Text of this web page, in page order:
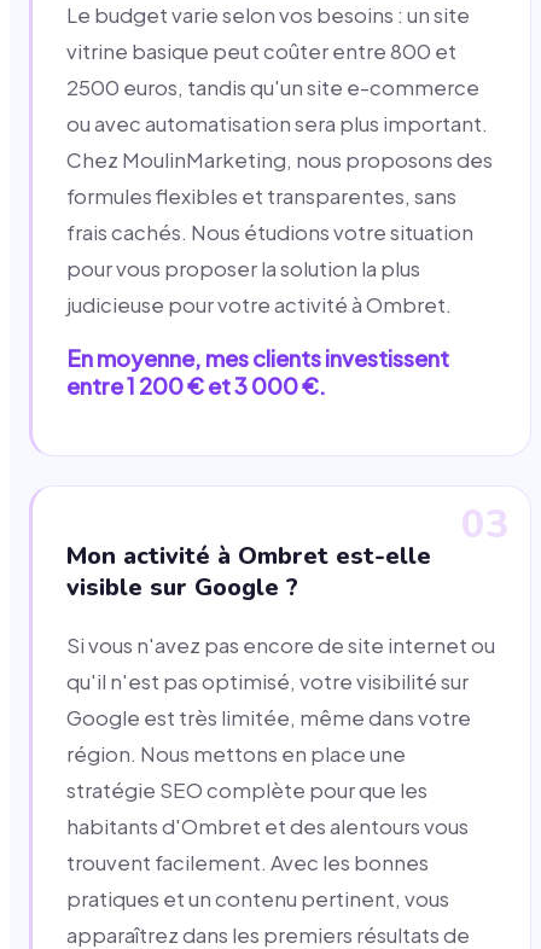
Le budget varie selon vos besoins : un site
vitrine basique peut coûter entre 800 et
2500 euros, tandis qu'un site e-commerce
ou avec automatisation sera plus important.
Chez MoulinMarketing, nous proposons des
formules flexibles et transparentes, sans
frais cachés. Nous étudions votre situation
pour vous proposer la solution la plus
judicieuse pour votre activité à Ombret.
En moyenne, mes clients investissent
entre 1 200 € et 3 000 €.
03
Mon activité à Ombret est-elle
visible sur Google ?
Si vous n'avez pas encore de site internet ou
qu'il n'est pas optimisé, votre visibilité sur
Google est très limitée, même dans votre
région. Nous mettons en place une
stratégie SEO complète pour que les
habitants d'Ombret et des alentours vous
trouvent facilement. Avec les bonnes
pratiques et un contenu pertinent, vous
apparaîtrez dans les premiers résultats de